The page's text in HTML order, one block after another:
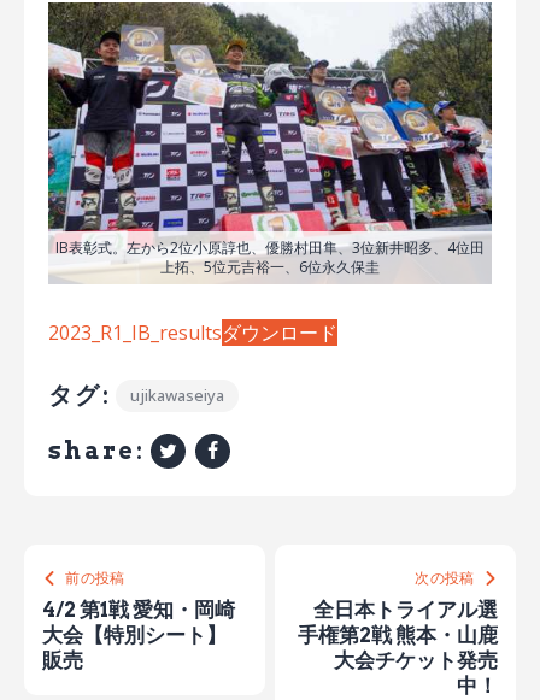
IB表彰式。左から2位小原諄也、優勝村田隼、3位新井昭多、4位田
上拓、5位元吉裕一、6位永久保圭
2023_R1_IB_resultsダウンロード
タグ: ujikawaseiya
share:
前の投稿
4/2 第1戦 愛知・岡崎
大会【特別シート】
販売
次の投稿
全日本トライアル選
手権第2戦 熊本・山鹿
大会チケット発売
中！